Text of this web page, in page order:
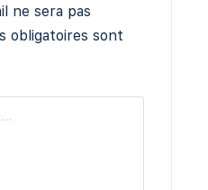
ne sera pas
obligatoires sont